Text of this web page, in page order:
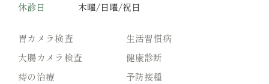
休診日
木曜/日曜/祝日
胃カメラ検査
大腸カメラ検査
痔の治療
生活習慣病
健康診断
予防接種